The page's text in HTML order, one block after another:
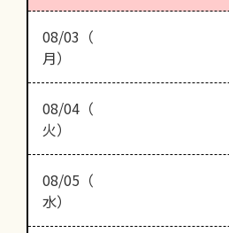
08/03（
月）
08/04（
火）
08/05（
水）